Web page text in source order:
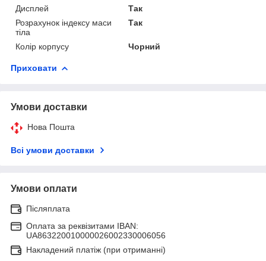
Дисплей
Так
Розрахунок індексу маси
тіла
Так
Колір корпусу Чорний
Приховати
Умови доставки
Нова Пошта
Всі умови доставки
Умови оплати
Післяплата
Оплата за реквізитами IBAN:
UA863220010000026002330006056
Накладений платіж (при отриманні)